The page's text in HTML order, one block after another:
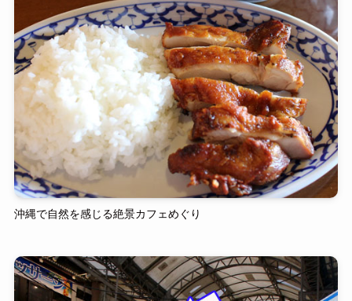
沖縄で自然を感じる絶景カフェめぐり